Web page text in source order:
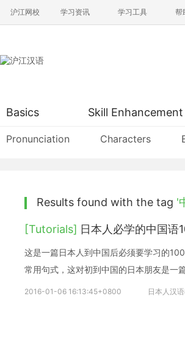
沪江网校 学习资讯 学习工具 帮
Basics
Pronunciation Characters
Skill Enhancement
Results found with the tag '
[Tutorials] 日本人必学的中国语
这是一篇日本人到中国后必须要学习的
常用句式，这对初到中国的日本朋友是一
2016-01-06 16:13:45+0800 日本人汉